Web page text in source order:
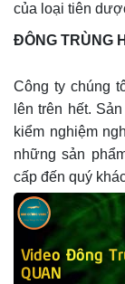
của loại tiên
ĐÔNG TRÙNG
Công ty chúng
lên trên hết.
kiểm nghiệm
những sản
cấp đến quý
Video Đông
QUAN